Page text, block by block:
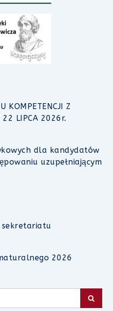
KOMPETENCJI Z
22 LIPCA 2026r.
dla kandydatów
uzupełniającym
sekretariatu
2026